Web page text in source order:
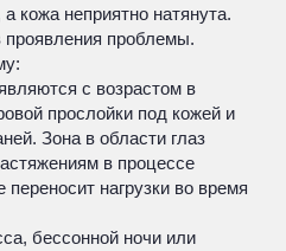
кожа неприятно натянута.
проблемы.
с возрастом в
прослойки под кожей и
Зона в области глаз
в процессе
нагрузки во время
бессонной ночи или